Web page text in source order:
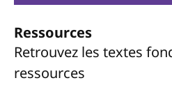
Ressources
Retrouvez les textes
ressources